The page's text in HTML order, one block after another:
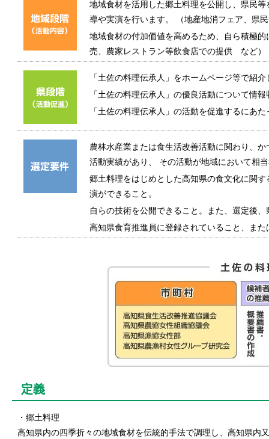
地域食材を活用した郷土料理を公開し、県民
導や実演を行います。 （地産地消フェア、県
地域食材の付加価値を高めるため、自ら積極
売、農家レストラン等飲食店での提供 など）
「土佐の料理伝承人」をホームページ等で紹
「土佐の料理伝承人」の優良活動について情
「土佐の料理伝承人」の活動を促進するにあ
農林水産業または食生活改善活動に関わり、
活動実績があり、 その活動が地域において相
郷土料理をはじめとした高知県の食文化に関
演ができること。
自らの技術を公開できること。また、選定後
高知県食育推進員に登録されていること、ま
定義
・郷土料理
高知県内の四季折々の地域食材を伝統的手法で調理し、高知県内